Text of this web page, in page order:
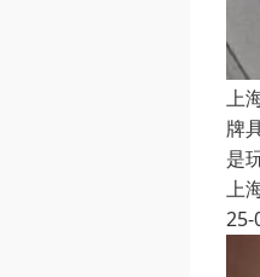
上
牌
是
上
25-